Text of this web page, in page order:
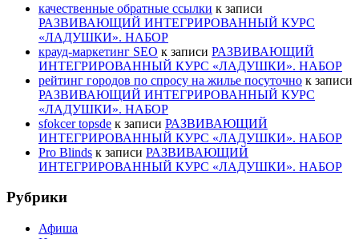
качественные обратные ссылки к записи
РАЗВИВАЮЩИЙ ИНТЕГРИРОВАННЫЙ КУРС
«ЛАДУШКИ». НАБОР
крауд-маркетинг SEO к записи РАЗВИВАЮЩИЙ
ИНТЕГРИРОВАННЫЙ КУРС «ЛАДУШКИ». НАБОР
рейтинг городов по спросу на жилье посуточно к записи
РАЗВИВАЮЩИЙ ИНТЕГРИРОВАННЫЙ КУРС
«ЛАДУШКИ». НАБОР
sfokcer topsde к записи РАЗВИВАЮЩИЙ
ИНТЕГРИРОВАННЫЙ КУРС «ЛАДУШКИ». НАБОР
Pro Blinds к записи РАЗВИВАЮЩИЙ
ИНТЕГРИРОВАННЫЙ КУРС «ЛАДУШКИ». НАБОР
Рубрики
Афиша